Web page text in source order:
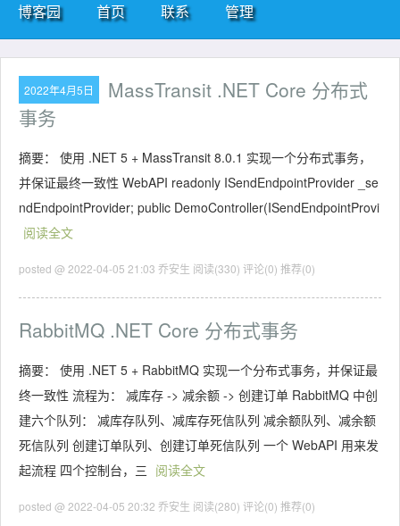
博客园 首页 联系 管理
2022年4月5日
MassTransit .NET Core 分布式
事务
摘要： 使用 .NET 5 + MassTransit 8.0.1 实现一个分布式事务，
并保证最终一致性 WebAPI readonly ISendEndpointProvider _se
ndEndpointProvider; public DemoController(ISendEndpointProvi
阅读全文
posted @ 2022-04-05 21:03 乔安生 阅读(330) 评论(0) 推荐(0)
RabbitMQ .NET Core 分布式事务
摘要： 使用 .NET 5 + RabbitMQ 实现一个分布式事务，并保证最
终一致性 流程为： 减库存 -> 减余额 -> 创建订单 RabbitMQ 中创
建六个队列： 减库存队列、减库存死信队列 减余额队列、减余额
死信队列 创建订单队列、创建订单死信队列 一个 WebAPI 用来发
起流程 四个控制台，三 阅读全文
posted @ 2022-04-05 20:32 乔安生 阅读(280) 评论(0) 推荐(0)